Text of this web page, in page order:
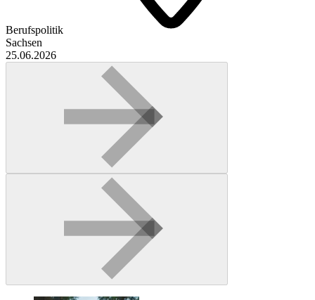
Berufspolitik
Sachsen
25.06.2026